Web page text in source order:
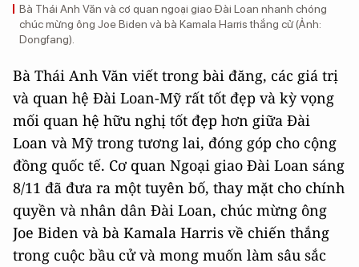
Bà Thái Anh Văn và cơ quan ngoại giao Đài Loan nhanh chóng
chúc mừng ông Joe Biden và bà Kamala Harris thắng cử (Ảnh:
Dongfang).
Bà Thái Anh Văn viết trong bài đăng, các giá trị
và quan hệ Đài Loan-Mỹ rất tốt đẹp và kỳ vọng
mối quan hệ hữu nghị tốt đẹp hơn giữa Đài
Loan và Mỹ trong tương lai, đóng góp cho cộng
đồng quốc tế. Cơ quan Ngoại giao Đài Loan sáng
8/11 đã đưa ra một tuyên bố, thay mặt cho chính
quyền và nhân dân Đài Loan, chúc mừng ông
Joe Biden và bà Kamala Harris về chiến thắng
trong cuộc bầu cử và mong muốn làm sâu sắc